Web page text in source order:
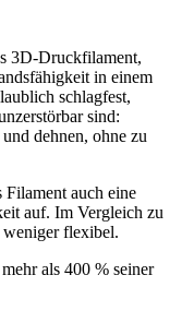
3D-Druckfilament,
in einem
schlagfest,
sind:
dehnen, ohne zu
auch eine
auf. Im Vergleich zu
weniger flexibel.
als 400 % seiner